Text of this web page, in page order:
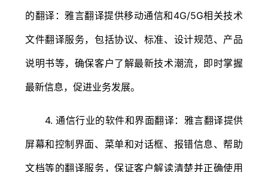
的翻译：雅言翻译提供移动通信和4G/5G相关技术
文件翻译服务，包括协议、标准、设计规范、产品
说明书等，确保客户了解最新技术潮流，即时掌握
最新信息，促进业务发展。
4. 通信行业的软件和界面翻译：雅言翻译提供
屏幕和控制界面、菜单和对话框、报错信息、帮助
文档等的翻译服务，保证客户解读清楚并正确使用